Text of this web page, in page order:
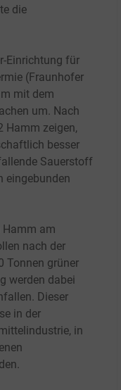
die
Einrichtung für
(Fraunhofer
mit dem
um. Nach
Hamm zeigen,
besser
Sauerstoff
eingebunden
am
nach der
Tonnen grüner
werden dabei
Dieser
in der
in